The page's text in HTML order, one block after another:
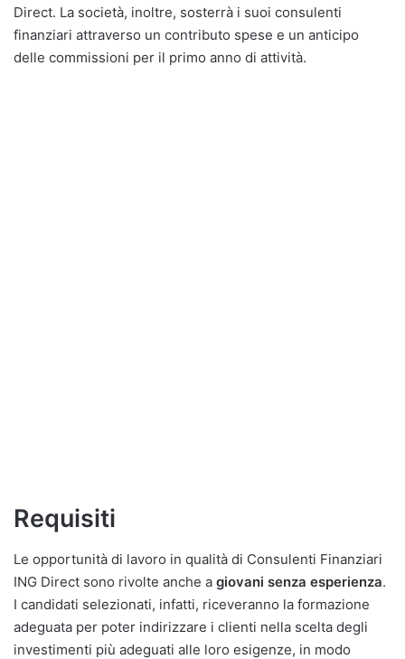
Direct. La società, inoltre, sosterrà i suoi consulenti
finanziari attraverso un contributo spese e un anticipo
delle commissioni per il primo anno di attività.
Requisiti
Le opportunità di lavoro in qualità di Consulenti Finanziari
ING Direct sono rivolte anche a giovani senza esperienza.
I candidati selezionati, infatti, riceveranno la formazione
adeguata per poter indirizzare i clienti nella scelta degli
investimenti più adeguati alle loro esigenze, in modo